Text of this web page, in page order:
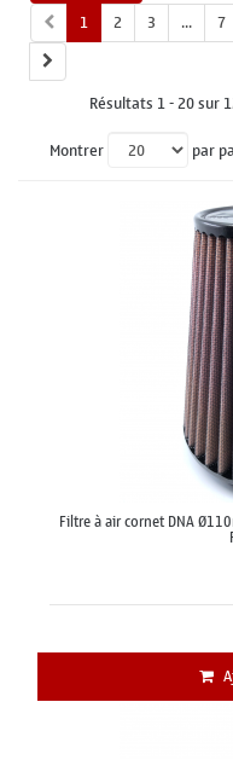
1
2 3 ... 7
Résultats 1 - 20 sur
Montrer
par
Filtre à air cornet DNA